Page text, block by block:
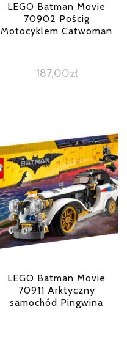
LEGO Batman Movie
70902 Pościg
Motocyklem Catwoman
187,00zł
LEGO Batman Movie
70911 Arktyczny
samochód Pingwina